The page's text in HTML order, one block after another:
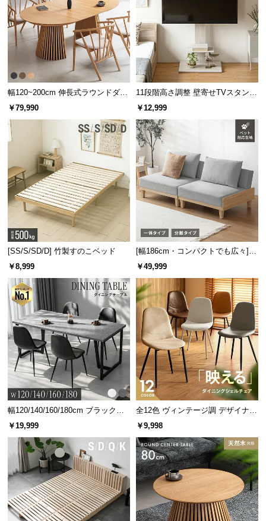
天板をしっかり支えるループ脚
安定性とデザイン性を両立したループ脚。すっきり
とした印象でありながら、横揺れを防いでくれる設
計です。
背面から見ても美しい幕板付き
デスクの強度を上げる幕板付き。背面から見ても美
しく、壁付け以外の置き方や間仕切りとしても使え
ます。
幅120~200cm 伸長式ラウンドダイ
ニングテーブル 6人掛け 天然木突
板 美しい格子デザイン
￥79,990
11段階高さ調整 壁寄せTVスタンド
キャスター付き 上下左右角度調節
￥12,999
[SS/S/SD/D] 竹製すのこベッド
￥8,999
[幅186cm・コンパクトでも広々] 3
人掛けソファベッド リクライニン
￥49,999
幅120/140/160/180cm ブラックフ
レーム ダイニング 大理石調 4人掛
￥19,999
全12色 ヴィンテージ調 デザイナー
ズシェルチェア
￥9,998